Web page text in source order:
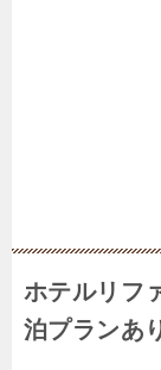
ホテルリフ
泊プランあ